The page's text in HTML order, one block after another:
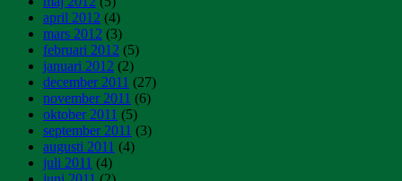
april 2012 (4)
mars 2012 (3)
februari 2012 (5)
januari 2012 (2)
december 2011 (27)
november 2011 (6)
oktober 2011 (5)
september 2011 (3)
augusti 2011 (4)
juli 2011 (4)